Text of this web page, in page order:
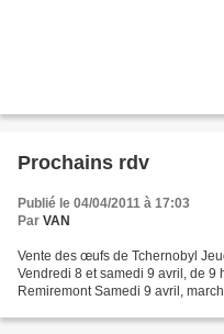
Prochains rdv
Publié le 04/04/2011 à 17:03
Par VAN
Vente des œufs de Tchernobyl
Vendredi 8 et samedi 9 avril, de 9
Remiremont Samedi 9 avril,